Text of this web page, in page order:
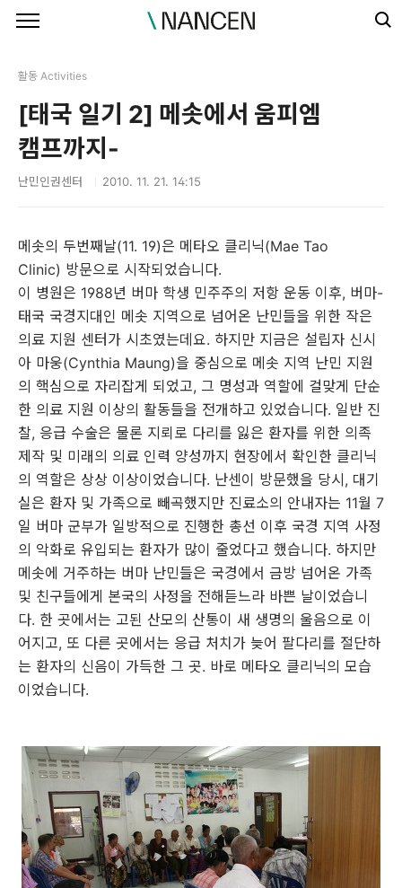
활동 Activities
[태국 일기 2] 메솟에서 움피엠
캠프까지-
난민인권센터 2010. 11. 21. 14:15
메솟의 두번째날(11. 19)은 메타오 클리닉(Mae Tao
Clinic) 방문으로 시작되었습니다.
이 병원은 1988년 버마 학생 민주주의 저항 운동 이후, 버마-
태국 국경지대인 메솟 지역으로 넘어온 난민들을 위한 작은
의료 지원 센터가 시초였는데요. 하지만 지금은 설립자 신시
아 마웅(Cynthia Maung)을 중심으로 메솟 지역 난민 지원
의 핵심으로 자리잡게 되었고, 그 명성과 역할에 걸맞게 단순
한 의료 지원 이상의 활동들을 전개하고 있었습니다. 일반 진
찰, 응급 수술은 물론 지뢰로 다리를 잃은 환자를 위한 의족
제작 및 미래의 의료 인력 양성까지 현장에서 확인한 클리닉
의 역할은 상상 이상이었습니다. 난센이 방문했을 당시, 대기
실은 환자 및 가족으로 빼곡했지만 진료소의 안내자는 11월 7
일 버마 군부가 일방적으로 진행한 총선 이후 국경 지역 사정
의 악화로 유입되는 환자가 많이 줄었다고 했습니다. 하지만
메솟에 거주하는 버마 난민들은 국경에서 금방 넘어온 가족
및 친구들에게 본국의 사정을 전해듣느라 바쁜 날이었습니
다. 한 곳에서는 고된 산모의 산통이 새 생명의 울음으로 이
어지고, 또 다른 곳에서는 응급 처치가 늦어 팔다리를 절단하
는 환자의 신음이 가득한 그 곳. 바로 메타오 클리닉의 모습
이었습니다.